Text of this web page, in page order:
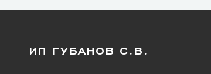
ИП ГУБАНОВ С.В.